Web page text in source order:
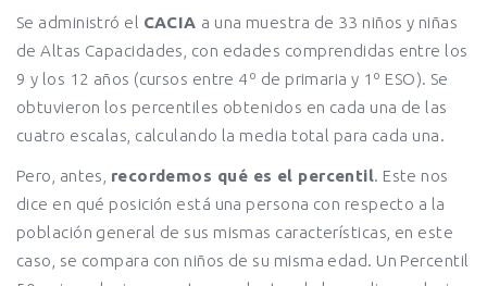
Se administró el CACIA a una muestra de 33 niños y niñas
de Altas Capacidades, con edades comprendidas entre los
9 y los 12 años (cursos entre 4º de primaria y 1º ESO). Se
obtuvieron los percentiles obtenidos en cada una de las
cuatro escalas, calculando la media total para cada una.
Pero, antes, recordemos qué es el percentil. Este nos
dice en qué posición está una persona con respecto a la
población general de sus mismas características, en este
caso, se compara con niños de su misma edad. Un Percentil